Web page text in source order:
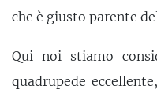
che è giusto parente
Qui noi stiamo
quadrupede